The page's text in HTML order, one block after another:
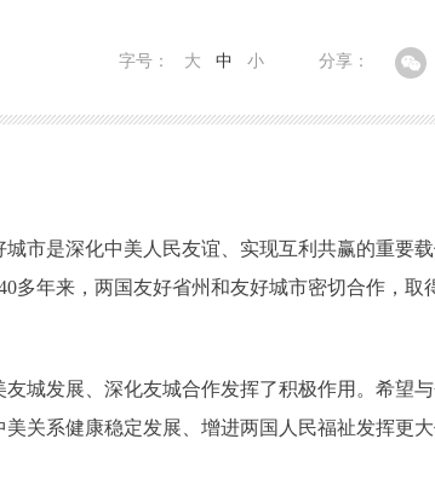
分享：
字号： 大 中 小
是深化中美人民友谊、实现互利共赢的重要载
多年来，两国友好省州和友好城市密切合作，取
发展、深化友城合作发挥了积极作用。希望
关系健康稳定发展、增进两国人民福祉发挥更大